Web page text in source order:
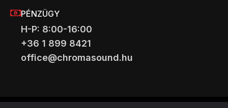
PÉNZÜGY
H-P: 8:00-16:00
+36 1 899 8421
office@chromasound.hu